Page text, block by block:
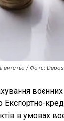
/ Фото:
Експортно-
в умовах